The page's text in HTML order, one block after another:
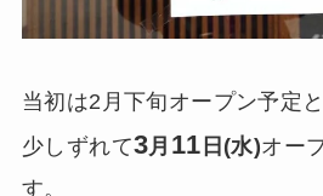
当初は2月下旬オープン予定
少しずれて3月 11 日(水)オー
す。